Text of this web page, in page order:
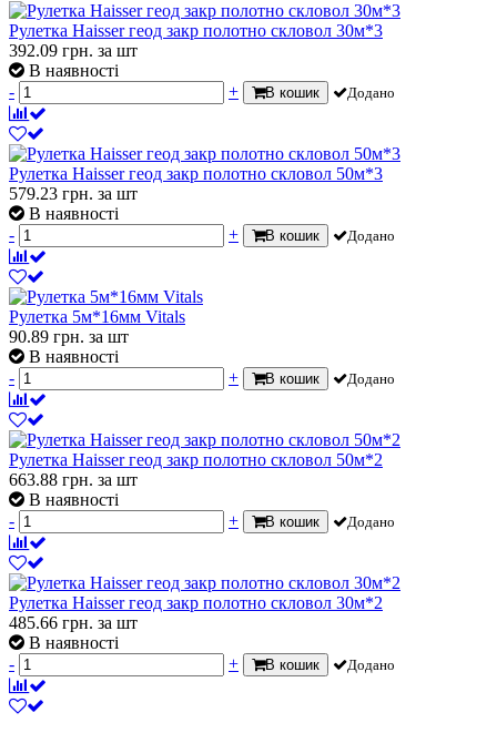
Рулетка Haisser геод закр полотно скловол 30м*3
392.09 грн. за шт
В наявності
-
+ В кошик Додано
Рулетка Haisser геод закр полотно скловол 50м*3
579.23 грн. за шт
В наявності
-
+ В кошик Додано
Рулетка 5м*16мм Vitals
90.89 грн. за шт
В наявності
-
+ В кошик Додано
Рулетка Haisser геод закр полотно скловол 50м*2
663.88 грн. за шт
В наявності
-
+ В кошик Додано
Рулетка Haisser геод закр полотно скловол 30м*2
485.66 грн. за шт
В наявності
-
+ В кошик Додано